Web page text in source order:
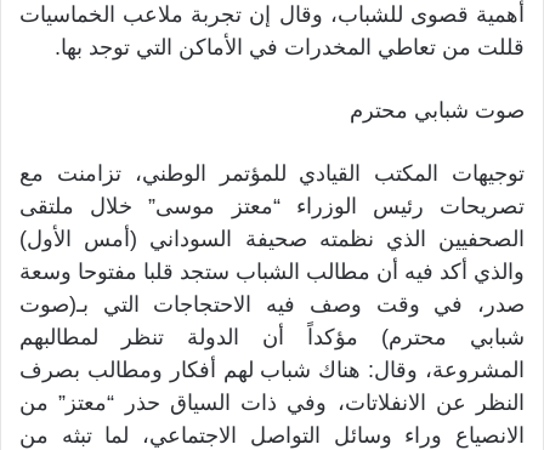
أهمية قصوى للشباب، وقال إن تجربة ملاعب الخماسيات
قللت من تعاطي المخدرات في الأماكن التي توجد بها.
صوت شبابي محترم
توجيهات المكتب القيادي للمؤتمر الوطني، تزامنت مع
تصريحات رئيس الوزراء “معتز موسى” خلال ملتقى
الصحفيين الذي نظمته صحيفة السوداني (أمس الأول)
والذي أكد فيه أن مطالب الشباب ستجد قلبا مفتوحا وسعة
صدر، في وقت وصف فيه الاحتجاجات التي بـ(صوت
شبابي محترم) مؤكداً أن الدولة تنظر لمطالبهم
المشروعة، وقال: هناك شباب لهم أفكار ومطالب بصرف
النظر عن الانفلاتات، وفي ذات السياق حذر “معتز” من
الانصياع وراء وسائل التواصل الاجتماعي، لما تبثه من